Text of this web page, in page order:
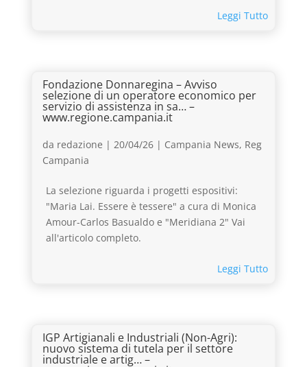
Leggi Tutto
Fondazione Donnaregina – Avviso
selezione di un operatore economico per
servizio di assistenza in sa… –
www.regione.campania.it
da redazione | 20/04/26| Campania News, Reg
Campania
La selezione riguarda i progetti espositivi:
"Maria Lai. Essere è tessere" a cura di Monica
Amour-Carlos Basualdo e "Meridiana 2" Vai
all'articolo completo.
Leggi Tutto
IGP Artigianali e Industriali (Non-Agri):
nuovo sistema di tutela per il settore
industriale e artig… –